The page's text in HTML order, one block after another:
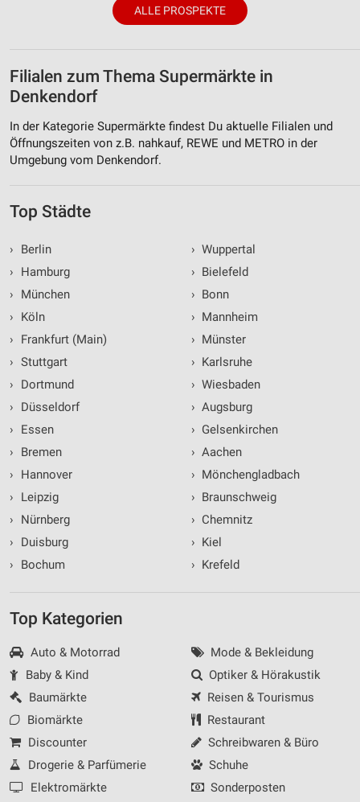
ALLE PROSPEKTE
Filialen zum Thema Supermärkte in
Denkendorf
In der Kategorie Supermärkte findest Du aktuelle Filialen und
Öffnungszeiten von z.B. nahkauf, REWE und METRO in der
Umgebung vom Denkendorf.
Top Städte
›
Berlin
›
Hamburg
›
München
›
Köln
›
Frankfurt (Main)
› Stuttgart
›
Dortmund
›
Düsseldorf
›
Essen
›
Bremen
›
Hannover
›
Leipzig
›
Nürnberg
›
Duisburg
›
Bochum
› Wuppertal
› Bielefeld
› Bonn
› Mannheim
› Münster
› Karlsruhe
› Wiesbaden
› Augsburg
› Gelsenkirchen
› Aachen
› Mönchengladbach
› Braunschweig
› Chemnitz
› Kiel
› Krefeld
Top Kategorien
Auto & Motorrad
Baby & Kind
Baumärkte
Biomärkte
Discounter
Drogerie & Parfümerie
Elektromärkte
Mode & Bekleidung
Optiker & Hörakustik
Reisen & Tourismus
Restaurant
Schreibwaren & Büro
Schuhe
Sonderposten